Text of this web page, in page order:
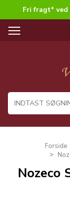
Fri fragt* ved
T
a
i
Forside
Nozeco